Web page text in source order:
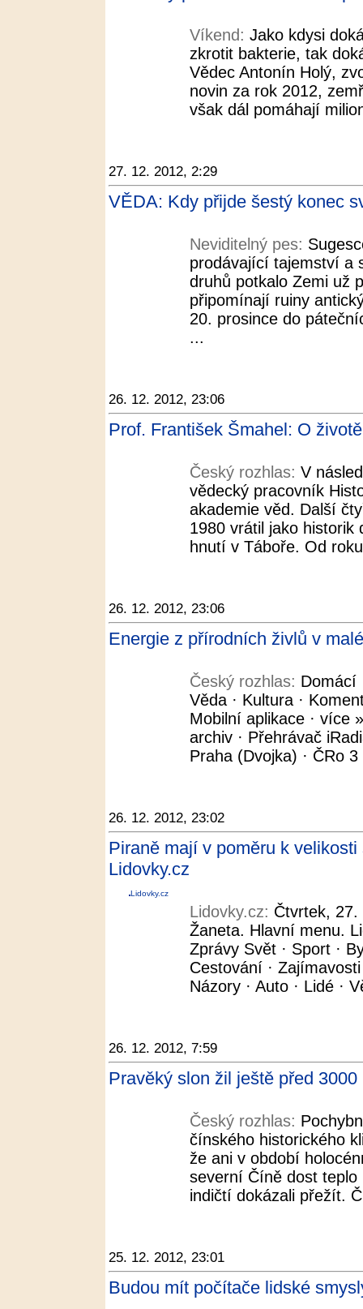
Víkend: Jako kdysi
zkrotit bakterie, tak
Vědec Antonín Holý,
novin za rok 2012,
však dál pomáhají
27. 12. 2012, 2:29
VĚDA: Kdy přijde šestý konec
Neviditelný pes:
prodávající tajemství a
druhů potkalo Zemi už
připomínají ruiny
20. prosince do
...
26. 12. 2012, 23:06
Prof. František Šmahel: O
Český rozhlas: V
vědecký pracovník
akademie věd. Další
1980 vrátil jako historik
hnutí v Táboře. Od
26. 12. 2012, 23:06
Energie z přírodních živlů v
Český rozhlas: Domácí
Věda · Kultura ·
Mobilní aplikace · více
archiv · Přehrávač
Praha (Dvojka) · ČRo
26. 12. 2012, 23:02
Piraně mají v poměru k
Lidovky.cz
Lidovky.cz
Lidovky.cz: Čtvrtek, 27.
Žaneta. Hlavní menu.
Zprávy Svět · Sport ·
Cestování ·
Názory · Auto · Lidé ·
26. 12. 2012, 7:59
Pravěký slon žil ještě před
Český rozhlas:
čínského historického
že ani v období
severní Číně dost
indičtí dokázali přežít.
25. 12. 2012, 23:01
Budou mít počítače lidské